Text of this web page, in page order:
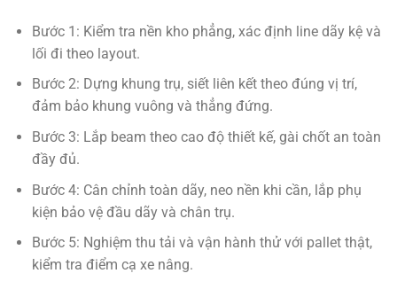
Bước 1: Kiểm tra nền kho phẳng, xác định line dãy kệ và
lối đi theo layout.
Bước 2: Dựng khung trụ, siết liên kết theo đúng vị trí,
đảm bảo khung vuông và thẳng đứng.
Bước 3: Lắp beam theo cao độ thiết kế, gài chốt an toàn
đầy đủ.
Bước 4: Cân chỉnh toàn dãy, neo nền khi cần, lắp phụ
kiện bảo vệ đầu dãy và chân trụ.
Bước 5: Nghiệm thu tải và vận hành thử với pallet thật,
kiểm tra điểm cạ xe nâng.